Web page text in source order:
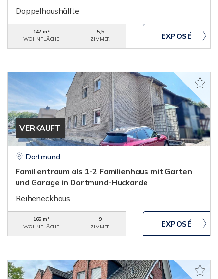
Doppelhaushälfte
142 m²
WOHNFLÄCHE
5,5
ZIMMER
VERKAUFT
Dortmund
Familientraum als 1-2 Familienhaus mit Garten
und Garage in Dortmund-Huckarde
Reiheneckhaus
165 m²
WOHNFLÄCHE
9
ZIMMER